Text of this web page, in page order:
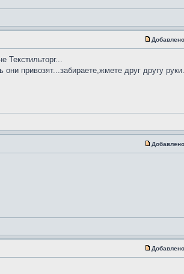
Текстильторг...
привозят...забираете,жмете друг другу